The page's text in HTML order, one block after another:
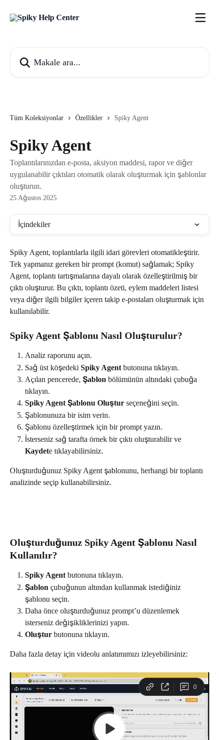
Tüm Koleksiyonlar Özellikler Spiky Agent
Spiky Agent
Toplantılarınızdan e-posta, aksiyon maddesi, rapor ve diğer
uygulanabilir çıktıları otomatik olarak oluşturmak için şablonlar
oluşturun.
25 Ağustos 2025
İçindekiler
Spiky Agent, toplantılarla ilgili idari görevleri otomatikleştirir.
Tek yapmanız gereken bir prompt (komut) sağlamak; Spiky
Agent, toplantı tartışmalarına dayalı olarak özelleştirilmiş bir
çıktı oluşturur. Bu çıktı, toplantı özeti, eylem maddeleri listesi
veya diğer ilgili bilgiler içeren takip e-postaları oluşturmak için
kullanılabilir.
Spiky Agent Şablonu Nasıl Oluşturulur?
Analiz raporunu açın.
Sağ üst köşedeki Spiky Agent butonuna tıklayın.
Açılan pencerede, Şablon bölümünün altındaki çubuğa
tıklayın.
Spiky Agent Şablonu Oluştur seçeneğini seçin.
Şablonunuza bir isim verin.
Şablonu özelleştirmek için bir prompt yazın.
İsterseniz sağ tarafta örnek bir çıktı oluşturabilir ve
Kaydete tıklayabilirsiniz.
Oluşturduğunuz Spiky Agent şablonunu, herhangi bir toplantı
analizinde seçip kullanabilirsiniz.
Oluşturduğunuz Spiky Agent Şablonu Nasıl
Kullanılır?
Spiky Agent butonuna tıklayın.
Şablon çubuğunun altından kullanmak istediğiniz
şablonu seçin.
Daha önce oluşturduğunuz prompt’u düzenlemek
isterseniz değişikliklerinizi yapın.
Oluştur butonuna tıklayın.
Daha fazla detay için videolu anlatımımızı izleyebilirsiniz: